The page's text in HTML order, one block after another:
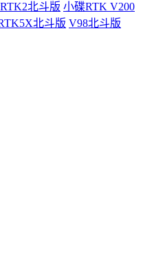
北斗版 小碟RTK V200
北斗版 V98北斗版